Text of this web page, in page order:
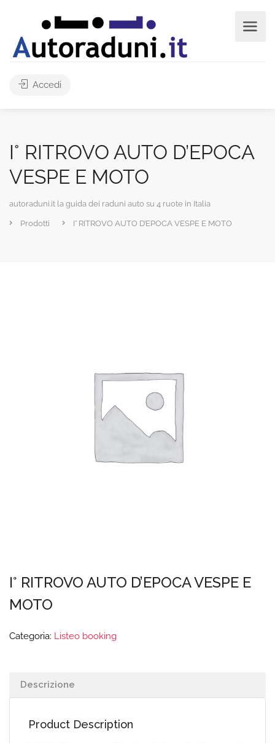
Accedi
I° RITROVO AUTO D’EPOCA
VESPE E MOTO
autoraduni.it la guida dei raduni auto su 4 ruote in Italia
Prodotti I° RITROVO AUTO D’EPOCA VESPE E MOTO
I° RITROVO AUTO D’EPOCA VESPE E
MOTO
Categoria: Listeo booking
Descrizione
Product Description